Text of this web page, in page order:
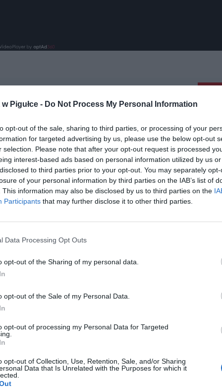
Pigułce - Do Not Process My Personal Information
opt-out of the sale, sharing to third parties, or processing of your
for targeted advertising by us, please use the below opt-out
selection. Please note that after your opt-out request is processed
interest-based ads based on personal information utilized by us
to third parties prior to your opt-out. You may separately
of your personal information by third parties on the IAB’s list of
This information may also be disclosed by us to third parties on the
Participants that may further disclose it to other third parties.
Data Processing Opt Outs
opt-out of the Sharing of my personal data.
opt-out of the Sale of my Personal Data.
opt-out of processing my Personal Data for Targeted
opt-out of Collection, Use, Retention, Sale, and/or Sharing
Data that Is Unrelated with the Purposes for which it
prywatnej posesji zobaczył siedzącą dziewczynę. Była
dwóch mężczyzn, którzy najwyraźniej szydzili z niej i żartowali.
RÓWNIEŻ:
nastąpił zwrot w sprawie
2026 15:40